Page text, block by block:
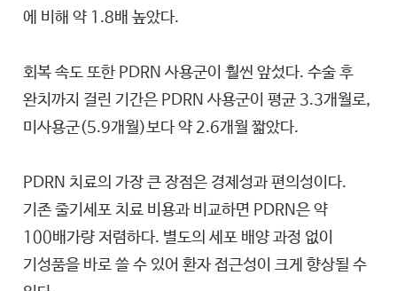
에 비해 약 1.8배 높았다.
회복 속도 또한 PDRN 사용군이 훨씬 앞섰다. 수술 후
완치까지 걸린 기간은 PDRN 사용군이 평균 3.3개월로,
미사용군(5.9개월)보다 약 2.6개월 짧았다.
PDRN 치료의 가장 큰 장점은 경제성과 편의성이다.
기존 줄기세포 치료 비용과 비교하면 PDRN은 약
100배가량 저렴하다. 별도의 세포 배양 과정 없이
기성품을 바로 쓸 수 있어 환자 접근성이 크게 향상될 수